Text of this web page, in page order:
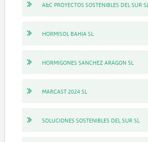
A&C PROYECTOS SOSTENIBLES DEL SUR SL
HORMISOL BAHIA SL
HORMIGONES SANCHEZ ARAGON SL
MARCAST 2024 SL
SOLUCIONES SOSTENIBLES DEL SUR SL